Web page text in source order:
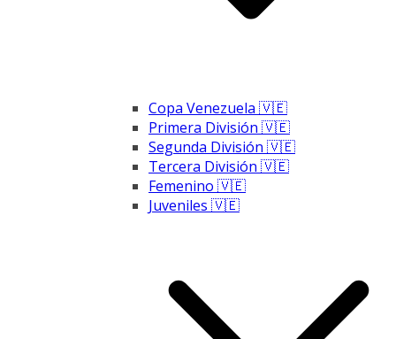
Copa Venezuela 🇻🇪
Primera División 🇻🇪
Segunda División 🇻🇪
Tercera División 🇻🇪
Femenino 🇻🇪
Juveniles 🇻🇪